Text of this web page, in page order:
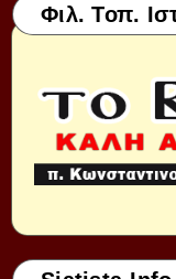
Φιλ. Τοπ.